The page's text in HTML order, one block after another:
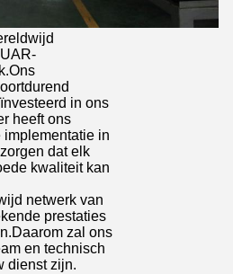
in ons
heeft ons
implementatie in
dat elk
kwaliteit kan
netwerk van
prestaties
zal ons
en technisch
dienst zijn.